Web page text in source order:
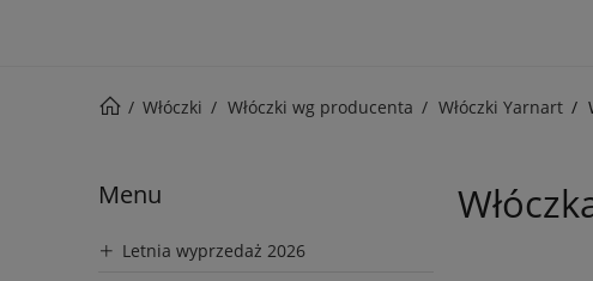
Włóczki Włóczki wg producenta Włóczki Yarnart
Menu
Letnia wyprzedaż 2026